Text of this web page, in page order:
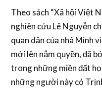
Theo sách “Xã hội Việt
nghiên cứu Lê Nguyễn
quan dân của nhà Minh
mới lên nắm quyền, đã
trong những miền đất
những người này có